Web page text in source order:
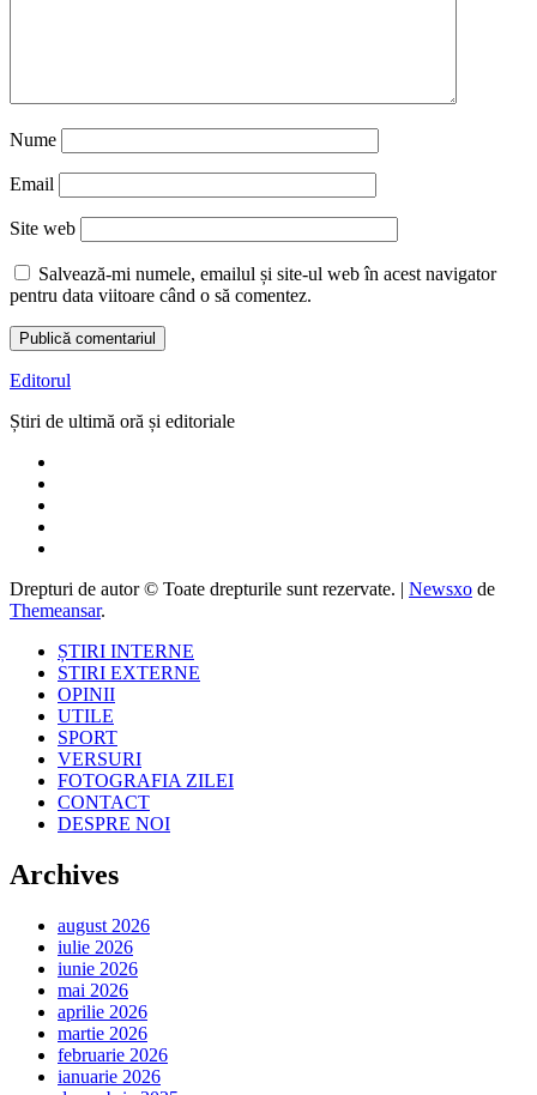
Nume
Email
Site web
Salvează-mi numele, emailul și site-ul web în acest navigator
pentru data viitoare când o să comentez.
Editorul
Știri de ultimă oră și editoriale
Drepturi de autor © Toate drepturile sunt rezervate. | Newsxo de
Themeansar.
ȘTIRI INTERNE
STIRI EXTERNE
OPINII
UTILE
SPORT
VERSURI
FOTOGRAFIA ZILEI
CONTACT
DESPRE NOI
Archives
august 2026
iulie 2026
iunie 2026
mai 2026
aprilie 2026
martie 2026
februarie 2026
ianuarie 2026